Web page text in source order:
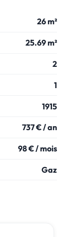
26 m²
25.69 m²
2
1
1915
737 € / an
98 € / mois
Gaz